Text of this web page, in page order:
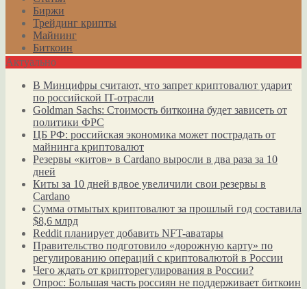
Биржи
Трейдинг крипты
Майнинг
Биткоин
Актуально
В Минцифры считают, что запрет криптовалют ударит
по российской IT-отрасли
Goldman Sachs: Стоимость биткоина будет зависеть от
политики ФРС
ЦБ РФ: российская экономика может пострадать от
майнинга криптовалют
Резервы «китов» в Cardano выросли в два раза за 10
дней
Киты за 10 дней вдвое увеличили свои резервы в
Cardano
Сумма отмытых криптовалют за прошлый год составила
$8,6 млрд
Reddit планирует добавить NFT-аватары
Правительство подготовило «дорожную карту» по
регулированию операций с криптовалютой в России
Чего ждать от крипторегулирования в России?
Опрос: Большая часть россиян не поддерживает биткоин